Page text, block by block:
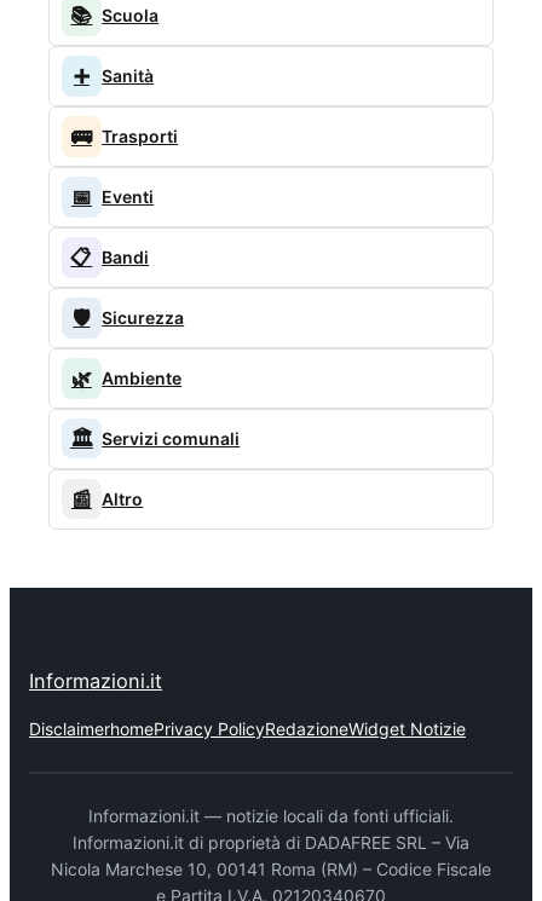
📚 Scuola
➕ Sanità
🚌 Trasporti
📅 Eventi
📋 Bandi
🛡️ Sicurezza
🌿 Ambiente
🏛️ Servizi comunali
📰 Altro
Informazioni.it
DisclaimerhomePrivacy PolicyRedazioneWidget Notizie
Informazioni.it — notizie locali da fonti ufficiali.
Informazioni.it di proprietà di DADAFREE SRL – Via
Nicola Marchese 10, 00141 Roma (RM) – Codice Fiscale
e Partita I.V.A. 02120340670